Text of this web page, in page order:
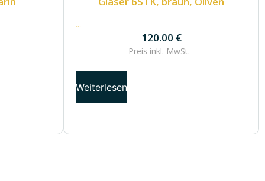
120.00 €
120.00 €
Preis inkl. MwSt.
Weiterlesen